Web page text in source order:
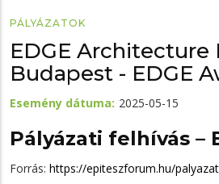
PÁLYÁZATOK
EDGE Architecture
Budapest - EDGE
Esemény dátuma 2025-05-15
Pályázati felhívás –
Forrás: https://epiteszforum.hu/